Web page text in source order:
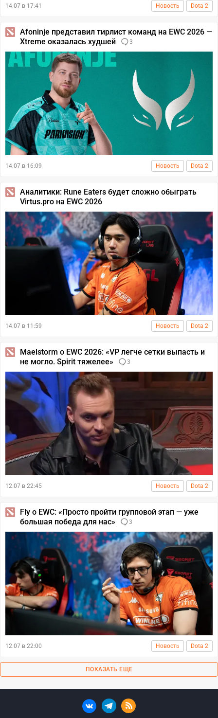
14.07 в 17:41 Новость Dota 2
Afoninje представил тирлист команд на EWC 2026 —
Xtreme оказалась худшей
3
14.07 в 16:09 Новость Dota 2
Аналитики: Rune Eaters будет сложно обыграть
Virtus.pro на EWC 2026
14.07 в 11:59 Новость Dota 2
Maelstorm о EWC 2026: «VP легче сетки выпасть и
не могло. Spirit тяжелее»
3
12.07 в 22:45 Новость Dota 2
Fly о EWC: «Просто пройти групповой этап — уже
большая победа для нас»
3
12.07 в 22:00 Новость Dota 2
ПОКАЗАТЬ ЕЩЕ